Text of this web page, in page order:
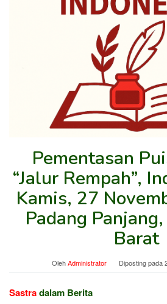
Pementasan
“Jalur Rempah”,
Kamis, 27
Padang
Barat
OlehAdministrator Diposting pada
Sastradalam Berita